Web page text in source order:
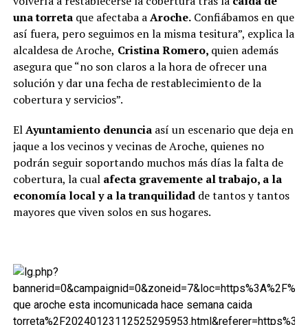
una torreta que afectaba aAroche.Confiábamos en que
así fuera, pero seguimos en la misma tesitura”, explica la
alcaldesa de Aroche, Cristina Romero, quien además
asegura que “no son claros a la hora de ofrecer una
solución y dar una fecha de restablecimiento de la
cobertura y servicios”.
ElAyuntamiento denuncia así un escenario que deja en
jaque a los vecinos y vecinas de Aroche, quienes no
podrán seguir soportando muchos más días la falta de
cobertura, la cual afecta gravemente al trabajo, a la
economía local y a la tranquilidad de tantos y tantos
mayores que viven solos en sus hogares.